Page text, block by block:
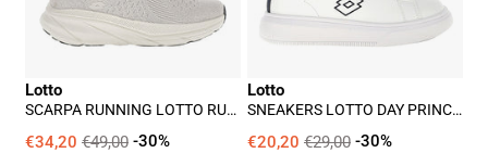
Amf
Uomo
Lotto
SCARPA RUNNING LOTTO RUN
€34,20 €49,00 -30%
Cl
S
-
Bianco
Lotto
SNEAKERS LOTTO DAY PRINCE
BIANCO
€20,20 €29,00 -30%